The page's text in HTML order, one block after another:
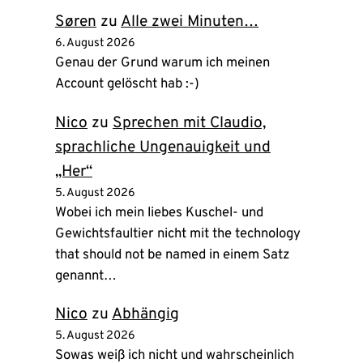
Søren zu Alle zwei Minuten…
6. August 2026
Genau der Grund warum ich meinen
Account gelöscht hab :-)
Nico zu Sprechen mit Claudio,
sprachliche Ungenauigkeit und
„Her“
5. August 2026
Wobei ich mein liebes Kuschel- und
Gewichtsfaultier nicht mit the technology
that should not be named in einem Satz
genannt…
Nico zu Abhängig
5. August 2026
Sowas weiß ich nicht und wahrscheinlich